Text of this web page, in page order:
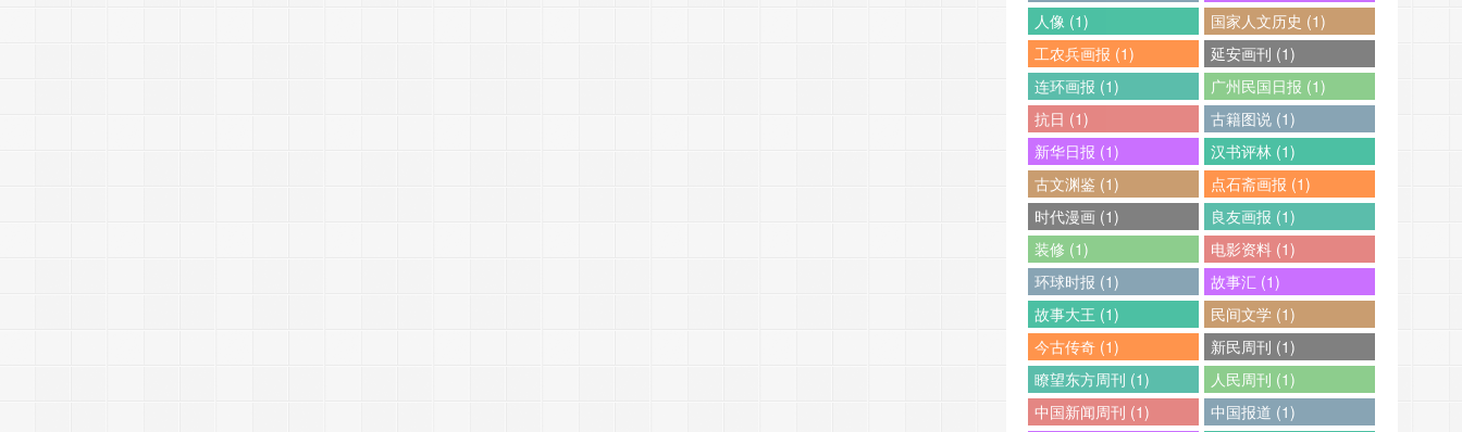
人像 (1)
国家人文历史 (1)
工农兵画报 (1)
延安画刊 (1)
连环画报 (1)
广州民国日报 (1)
抗日 (1)
古籍图说 (1)
新华日报 (1)
汉书评林 (1)
古文渊鉴 (1)
点石斋画报 (1)
时代漫画 (1)
良友画报 (1)
装修 (1)
电影资料 (1)
环球时报 (1)
故事汇 (1)
故事大王 (1)
民间文学 (1)
今古传奇 (1)
新民周刊 (1)
瞭望东方周刊 (1)
人民周刊 (1)
中国新闻周刊 (1)
中国报道 (1)